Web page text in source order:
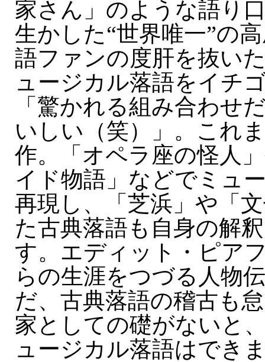
家さん」のような語り
生かした“世界唯一”の
語ファンの度肝を抜い
ュージカル落語をイチ
「驚かれる組み合わせ
いしい（笑）」。これ
作。「オペラ座の怪人
イド物語」などでミュ
再現し、「芝浜」や「
た古典落語も自身の解
す。エディット・ピア
らの生涯をつづる人物
だ、古典落語の稽古も
家としての礎がないと
ュージカル落語はでき